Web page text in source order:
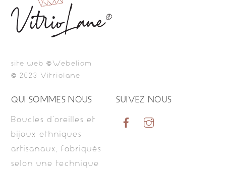
site web ©Webeliam
© 2023 Vitriolane
QUI SOMMES NOUS
Boucles d’oreilles et
bijoux ethniques
artisanaux, fabriqués
selon une technique
SUIVEZ NOUS